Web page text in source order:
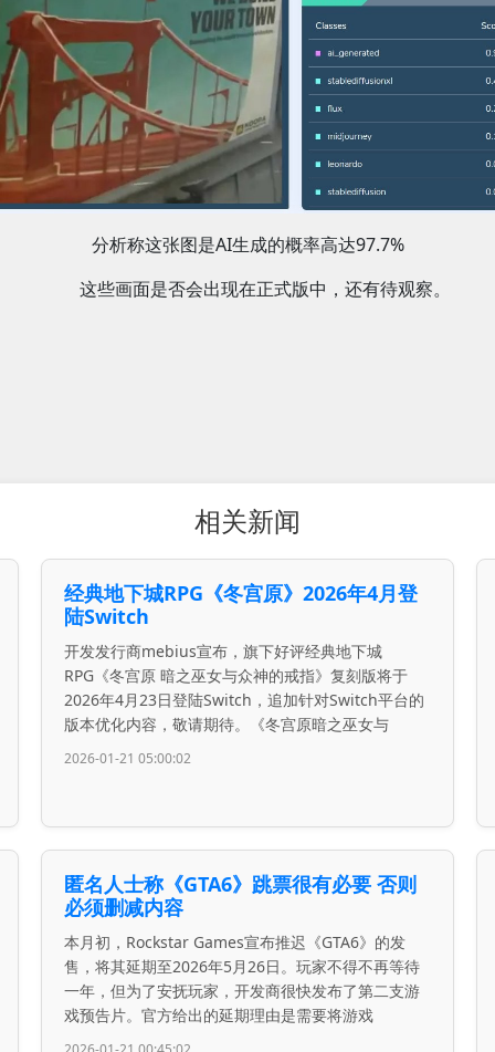
分析称这张图是AI生成的概率高达97.7%
这些画面是否会出现在正式版中，还有待观察。
相关新闻
经典地下城RPG《冬宫原》2026年4月登
陆Switch
开发发行商mebius宣布，旗下好评经典地下城
RPG《冬宫原 暗之巫女与众神的戒指》复刻版将于
2026年4月23日登陆Switch，追加针对Switch平台的
版本优化内容，敬请期待。《冬宫原暗之巫女与
2026-01-21 05:00:02
匿名人士称《GTA6》跳票很有必要 否则
必须删减内容
本月初，Rockstar Games宣布推迟《GTA6》的发
售，将其延期至2026年5月26日。玩家不得不再等待
一年，但为了安抚玩家，开发商很快发布了第二支游
戏预告片。官方给出的延期理由是需要将游戏